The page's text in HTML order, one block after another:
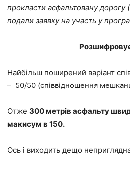
прокласти асфальтовану дорогу
подали заявку на участь у
Найбільш поширений варіант
– 50/50 (співвідношення
Отже 300 метрів асфальту
макисум в 150.
Ось і виходить дещо